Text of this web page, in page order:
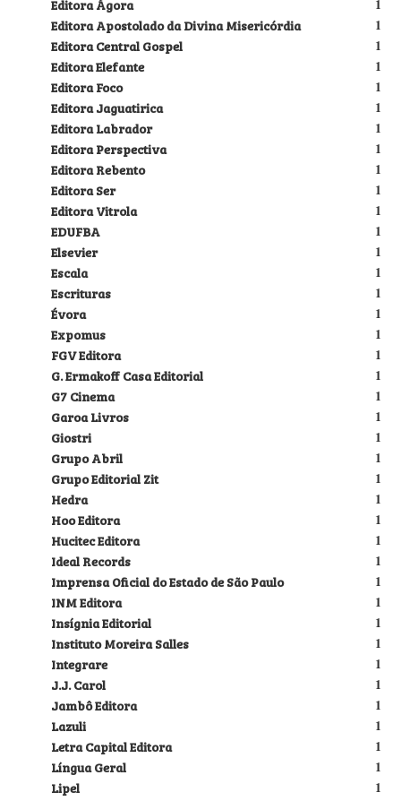
1
Editora Ágora
1
Editora Apostolado da Divina Misericórdia
1
Editora Central Gospel
1
Editora Elefante
1
Editora Foco
1
Editora Jaguatirica
1
Editora Labrador
1
Editora Perspectiva
1
Editora Rebento
1
Editora Ser
1
Editora Vitrola
1
EDUFBA
1
Elsevier
1
Escala
1
Escrituras
1
Évora
1
Expomus
1
FGV Editora
1
G. Ermakoff Casa Editorial
1
G7 Cinema
1
Garoa Livros
1
Giostri
1
Grupo Abril
1
Grupo Editorial Zit
1
Hedra
1
Hoo Editora
1
Hucitec Editora
1
Ideal Records
1
Imprensa Oficial do Estado de São Paulo
1
INM Editora
1
Insígnia Editorial
1
Instituto Moreira Salles
1
Integrare
1
J.J. Carol
1
Jambô Editora
1
Lazuli
1
Letra Capital Editora
1
Língua Geral
1
Lipel